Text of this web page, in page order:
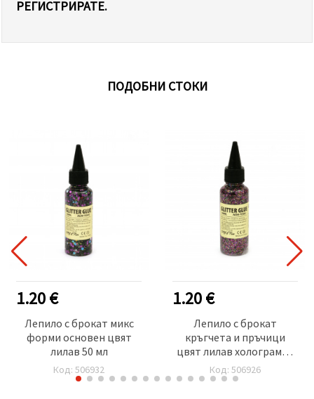
РЕГИСТРИРАТЕ.
ПОДОБНИ СТОКИ
1.20 €
Лепило с брокат микс
форми основен цвят
лилав 50 мл
Код: 506932
1.20 €
Лепило с брокат
кръгчета и пръчици
цвят лилав холограмен
50 мл
Код: 506926